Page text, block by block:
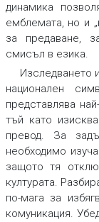
динамика
емблемата, но и
за предаване,
смисъл в езика.
Изследването
национален
представлява
тъй като
превод. За
необходимо
защото тя
културата.
по-мага за
комуникация.